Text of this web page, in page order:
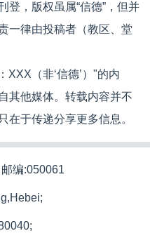
登，版权虽属“信德”，但并
一律由投稿者（教区、堂
XXX（非‘信德’）"的内
其他媒体。转载内容并不
在于传递分享更多信息。
编:050061